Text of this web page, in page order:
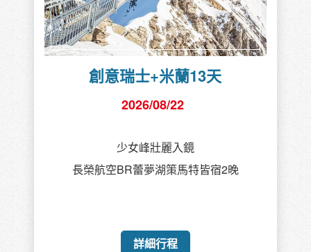
創意瑞士+米蘭13天
2026/08/22
少女峰壯麗入鏡
長榮航空BR蕾夢湖策馬特皆宿2晚
詳細行程